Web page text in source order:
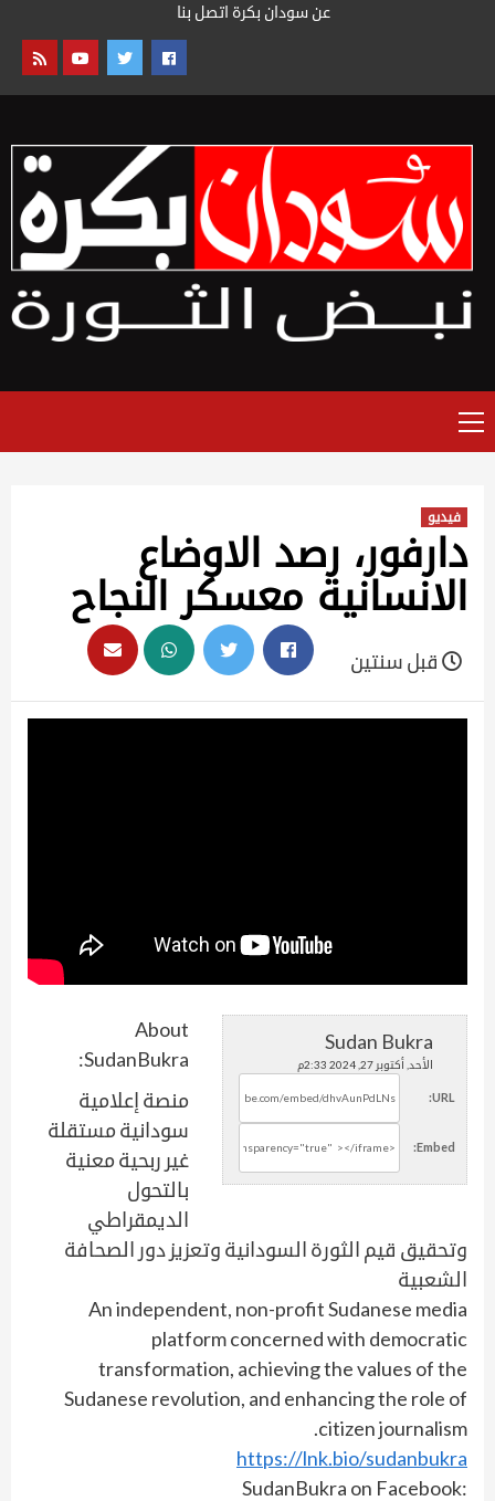
عن سودان بكرة اتصل بنا
القائمة
فيديو
دارفور، رصد الاوضاع
الانسانية معسكر النجاح
قبل سنتين
Sudan Bukra
الأحد, أكتوبر 27, 2024 2:33م
URL:
Embed:
About
SudanBukra:
منصة إعلامية
سودانية مستقلة
غير ربحية معنية
بالتحول
الديمقراطي
وتحقيق قيم الثورة السودانية وتعزيز دور الصحافة
الشعبية
An independent, non-profit Sudanese media
platform concerned with democratic
transformation, achieving the values of the
Sudanese revolution, and enhancing the role of
citizen journalism.
https://lnk.bio/sudanbukra
SudanBukra on Facebook: